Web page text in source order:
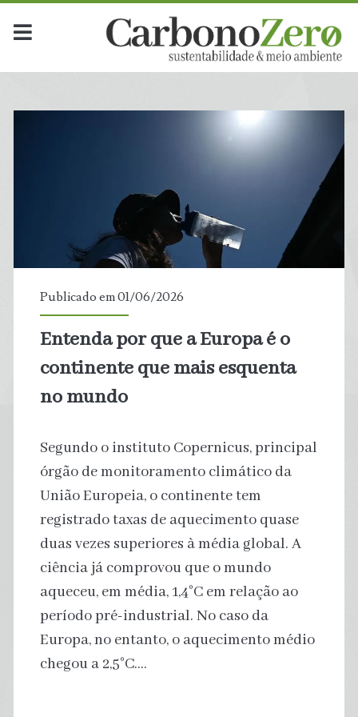
Dia:
de
2026</span>
Publicado em 01/06/2026
Entenda por que a Europa é o
continente que mais esquenta
no mundo
Segundo o instituto Copernicus, principal
órgão de monitoramento climático da
União Europeia, o continente tem
registrado taxas de aquecimento quase
duas vezes superiores à média global. A
ciência já comprovou que o mundo
aqueceu, em média, 1,4°C em relação ao
período pré-industrial. No caso da
Europa, no entanto, o aquecimento médio
chegou a 2,5°C.…